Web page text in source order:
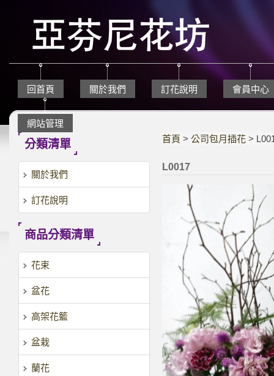
回首頁 關於我們 訂花說明 會員中心
網站管理
分類清單
關於我們
訂花說明
商品分類清單
花束
盆花
高架花籃
盆栽
蘭花
首頁 >公司包月插花 >
L0017